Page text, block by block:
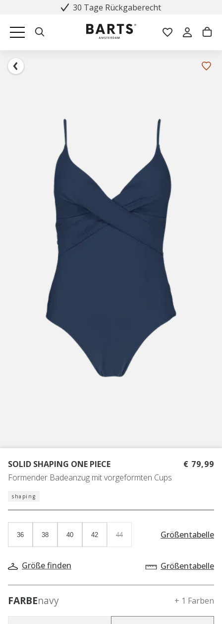
30 Tage Rückgaberecht
SOLID SHAPING ONE PIECE
Formender Badeanzug mit vorgeformten Cups
€ 79,99
shaping
36 38 40 42 44 Größentabelle
Größe finden Größentabelle
FARBEnavy + 1 Farben